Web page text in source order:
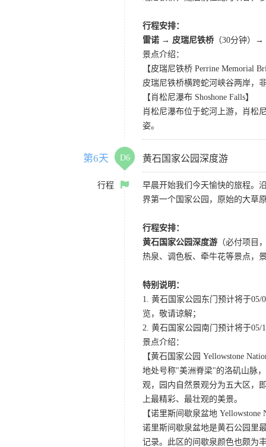
行程安排：
雷诺 → 皮瑞尼铁桥 （30分钟）
→
景点介绍：
【皮瑞尼铁桥 Perrine Memorial
皮瑞尼铁桥横跨蛇河峡谷两岸，
【肖松尼瀑布 Shoshone Falls】
肖松尼瀑布位于蛇河上游，肖松
姿。
第6天 D6 黄石国家公园深度游
行程
早晨开始我们今天愉快的旅程。
界第一个国家公园，原始的大草
行程安排：
黄石国家公园深度游 （必付项目
热泉、调色板、牵牛花等景点，
特别说明：
1. 黄石国家公园东门预计将于
览，敬请谅解；
2. 黄石国家公园南门预计将于05/
景点介绍：
【黄石国家公园 Yellowstone
地处号称"美洲脊梁"的洛矶山脉
观，园内自然景观分为五大区，
上最精彩、最壮观的美景。
【诺里斯间歇泉盆地 Yellowstone
诺里斯间歇泉盆地是黄石公园里
记录。此区的间歇泉颜色也颇为